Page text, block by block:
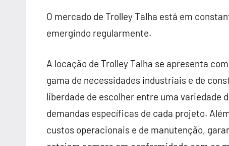
O mercado de Trolley Talha está em
emergindo regularmente.
A locação de Trolley Talha se apresenta
gama de necessidades industriais e de
liberdade de escolher entre uma variedade
demandas específicas de cada projeto.
custos operacionais e de manutenção,